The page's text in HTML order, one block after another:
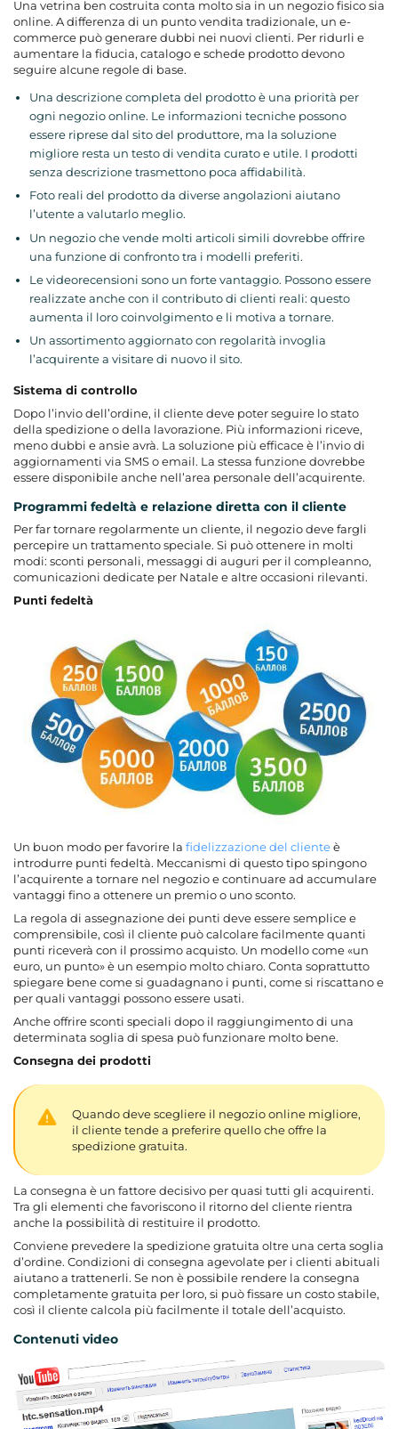
Una vetrina ben costruita conta molto sia in un negozio fisico sia
online. A differenza di un punto vendita tradizionale, un e-
commerce può generare dubbi nei nuovi clienti. Per ridurli e
aumentare la fiducia, catalogo e schede prodotto devono
seguire alcune regole di base.
Una descrizione completa del prodotto è una priorità per
ogni negozio online. Le informazioni tecniche possono
essere riprese dal sito del produttore, ma la soluzione
migliore resta un testo di vendita curato e utile. I prodotti
senza descrizione trasmettono poca affidabilità.
Foto reali del prodotto da diverse angolazioni aiutano
l’utente a valutarlo meglio.
Un negozio che vende molti articoli simili dovrebbe offrire
una funzione di confronto tra i modelli preferiti.
Le videorecensioni sono un forte vantaggio. Possono essere
realizzate anche con il contributo di clienti reali: questo
aumenta il loro coinvolgimento e li motiva a tornare.
Un assortimento aggiornato con regolarità invoglia
l’acquirente a visitare di nuovo il sito.
Sistema di controllo
Dopo l’invio dell’ordine, il cliente deve poter seguire lo stato
della spedizione o della lavorazione. Più informazioni riceve,
meno dubbi e ansie avrà. La soluzione più efficace è l’invio di
aggiornamenti via SMS o email. La stessa funzione dovrebbe
essere disponibile anche nell’area personale dell’acquirente.
Programmi fedeltà e relazione diretta con il cliente
Per far tornare regolarmente un cliente, il negozio deve fargli
percepire un trattamento speciale. Si può ottenere in molti
modi: sconti personali, messaggi di auguri per il compleanno,
comunicazioni dedicate per Natale e altre occasioni rilevanti.
Punti fedeltà
Un buon modo per favorire la fidelizzazione del clienteè
introdurre punti fedeltà. Meccanismi di questo tipo spingono
l’acquirente a tornare nel negozio e continuare ad accumulare
vantaggi fino a ottenere un premio o uno sconto.
La regola di assegnazione dei punti deve essere semplice e
comprensibile, così il cliente può calcolare facilmente quanti
punti riceverà con il prossimo acquisto. Un modello come «un
euro, un punto» è un esempio molto chiaro. Conta soprattutto
spiegare bene come si guadagnano i punti, come si riscattano e
per quali vantaggi possono essere usati.
Anche offrire sconti speciali dopo il raggiungimento di una
determinata soglia di spesa può funzionare molto bene.
Consegna dei prodotti
Quando deve scegliere il negozio online migliore,
il cliente tende a preferire quello che offre la
spedizione gratuita.
La consegna è un fattore decisivo per quasi tutti gli acquirenti.
Tra gli elementi che favoriscono il ritorno del cliente rientra
anche la possibilità di restituire il prodotto.
Conviene prevedere la spedizione gratuita oltre una certa soglia
d’ordine. Condizioni di consegna agevolate per i clienti abituali
aiutano a trattenerli. Se non è possibile rendere la consegna
completamente gratuita per loro, si può fissare un costo stabile,
così il cliente calcola più facilmente il totale dell’acquisto.
Contenuti video